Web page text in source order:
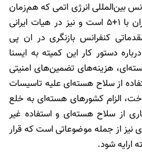
بین‌المللی انرژی اتمی که هم‌زمان
عضو تیم مذاکره‌کننده هسته‌ای ایران با 1+5 است و نیز در هیات ایرانی
کنفرانس بازنگری در ان پی
درباره دستور کار این کمیته به ایسنا
هزینه‌های تضمین‌های امنیتی
از سلاح هسته‌ای علیه تاسیسات
الزام کشورهای هسته‌ای به خلع
از سلاح هسته‌ای و استفاده غیر
نیز از جمله موضوعاتی است که قرار
ارایه شود.